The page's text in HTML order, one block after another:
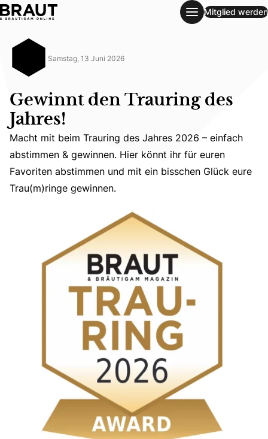
Mitglied werden
Samstag, 13 Juni 2026
Gewinnt den Trauring des
Jahres!
Macht mit beim Trauring des Jahres 2026 – einfach
Macht mit beim Trauring des Jahres 2026 – einfach
abstimmen & gewinnen. Hier könnt ihr für euren
Favoriten abstimmen und mit ein bisschen Glück eure
Trau(m)ringe gewinnen.